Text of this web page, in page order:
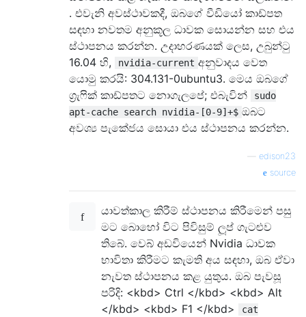
. එවැනි අවස්ථාවකදී, ඔබගේ වීඩියෝ කාඩ්පත
සඳහා නවතම අනුකූල ධාවක සොයන්න සහ එය
ස්ථාපනය කරන්න. උදාහරණයක් ලෙස, උබුන්ටු
16.04 හි,
nvidia-current අනුවාදය වෙත
යොමු කරයි: 304.131-0ubuntu3. මෙය ඔබගේ
ග්‍රැෆික් කාඩ්පතට නොගැලපේ; එබැවින්
sudo
apt-cache search nvidia-[0-9]+$ ඔබට
අවශ්‍ය පැකේජය සොයා එය ස්ථාපනය කරන්න.
edison23
source
යාවත්කාල කිරීම් ස්ථාපනය කිරීමෙන් පසු
මට බොහෝ විට පිවිසුම් ලූප් ගැටළුව
තිබේ. වෙබ් අඩවියෙන් Nvidia ධාවක
භාවිතා කිරීමට කැමති අය සඳහා, ඔබ ඒවා
නැවත ස්ථාපනය කළ යුතුය. ඔබ පැවසූ
පරිදි: <kbd> Ctrl </kbd> <kbd> Alt
</kbd> <kbd> F1 </kbd>
cat